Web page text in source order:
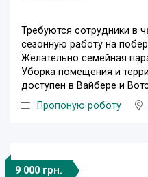
Требуются сотрудники в
сезонную работу на
Желательно семейная
Уборка помещения и
доступен в Вайбере и
Пропоную роботу
9 000 грн.